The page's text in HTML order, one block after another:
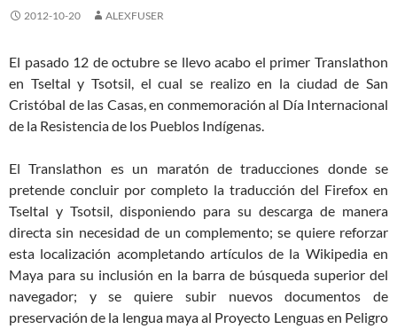
2012-10-20 ALEXFUSER
El pasado 12 de octubre se llevo acabo el primer Translathon
en Tseltal y Tsotsil, el cual se realizo en la ciudad de San
Cristóbal de las Casas, en conmemoración al Día Internacional
de la Resistencia de los Pueblos Indígenas.
El Translathon es un maratón de traducciones donde se
pretende concluir por completo la traducción del Firefox en
Tseltal y Tsotsil, disponiendo para su descarga de manera
directa sin necesidad de un complemento; se quiere reforzar
esta localización acompletando artículos de la Wikipedia en
Maya para su inclusión en la barra de búsqueda superior del
navegador; y se quiere subir nuevos documentos de
preservación de la lengua maya al Proyecto Lenguas en Peligro